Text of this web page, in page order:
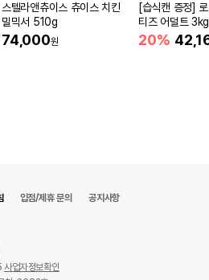
스텔라앤츄이스 츄이스 치킨
밀믹서 510g
74,000원
[습식캔 증정]
티즈 어덜트
20%
입점/제휴 문의 공지사항
사업자정보확인